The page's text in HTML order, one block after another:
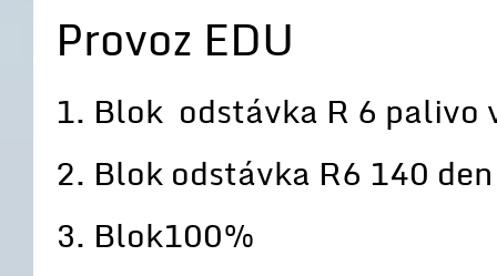
Provoz EDU
1. Blok odstávka R 6 palivo
2. Blok odstávka R6 140
3. Blok100%